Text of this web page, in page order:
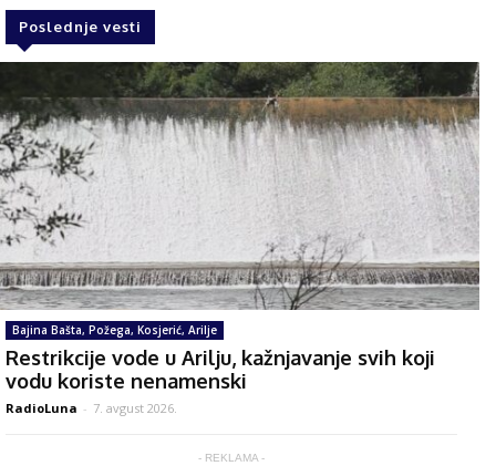
Poslednje vesti
Bajina Bašta, Požega, Kosjerić, Arilje
Restrikcije vode u Arilju, kažnjavanje svih koji
vodu koriste nenamenski
RadioLuna - 7. avgust 2026.
- REKLAMA -